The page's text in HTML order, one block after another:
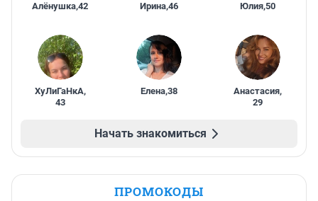
Алёнушка,42 Ирина,46 Юлия,50
ХуЛиГаНкА,
43
Елена,38 Анастасия,
29
Начать знакомиться
ПРОМОКОДЫ